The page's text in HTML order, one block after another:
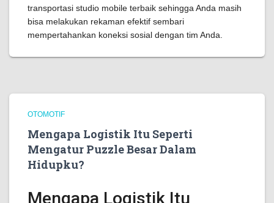
transportasi studio mobile terbaik sehingga Anda masih
bisa melakukan rekaman efektif sembari
mempertahankan koneksi sosial dengan tim Anda.
OTOMOTIF
Mengapa Logistik Itu Seperti
Mengatur Puzzle Besar Dalam
Hidupku?
Mengapa Logistik Itu